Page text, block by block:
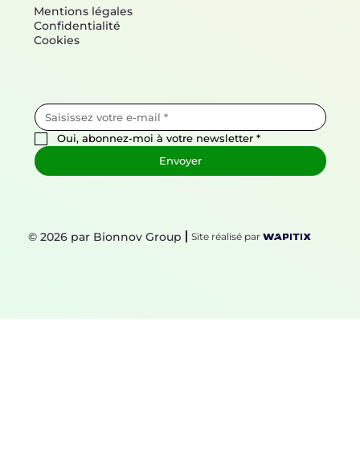
© 2026 par Bionnov Group Site réalisé par
Oui, abonnez-moi à votre newsletter *
Envoyer
Mentions légales
Confidentialité
Cookies